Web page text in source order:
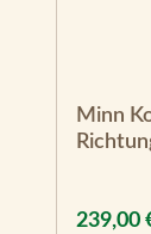
Minn
239,00